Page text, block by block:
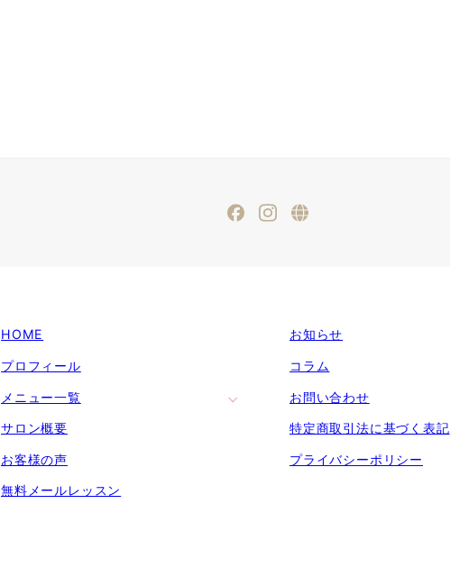
FacebookInstagram
ameblo
HOME
プロフィール
メニュー一覧
サロン概要
お客様の声
無料メールレッスン
お知らせ
コラム
お問い合わせ
特定商取引法に基づく表記
プライバシーポリシー